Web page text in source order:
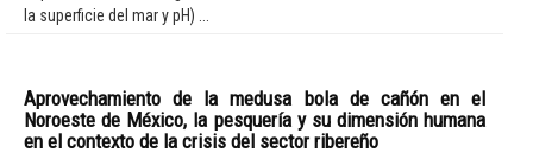
la superficie del mar y pH) ...
Aprovechamiento de la medusa bola de cañón en el
Noroeste de México, la pesquería y su dimensión humana
en el contexto de la crisis del sector ribereño